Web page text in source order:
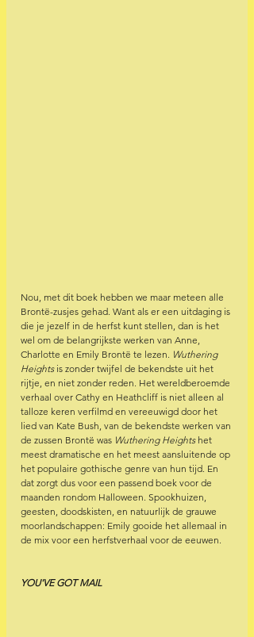
Nou, met dit boek hebben we maar meteen alle
Brontë-zusjes gehad. Want als er een uitdaging is
die je jezelf in de herfst kunt stellen, dan is het
wel om de belangrijkste werken van Anne,
Charlotte en Emily Brontë te lezen. Wuthering
Heights is zonder twijfel de bekendste uit het
rijtje, en niet zonder reden. Het wereldberoemde
verhaal over Cathy en Heathcliff is niet alleen al
talloze keren verfilmd en vereeuwigd door het
lied van Kate Bush, van de bekendste werken van
de zussen Brontë was Wuthering Heights het
meest dramatische en het meest aansluitende op
het populaire gothische genre van hun tijd. En
dat zorgt dus voor een passend boek voor de
maanden rondom Halloween. Spookhuizen,
geesten, doodskisten, en natuurlijk de grauwe
moorlandschappen: Emily gooide het allemaal in
de mix voor een herfstverhaal voor de eeuwen.
YOU'VE GOT MAIL